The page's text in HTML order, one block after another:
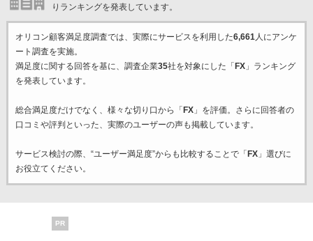
りランキングを発表しています。
オリコン顧客満足度調査では、実際にサービスを利用した6,661人にアンケ
ート調査を実施。
満足度に関する回答を基に、調査企業35社を対象にした「 FX」ランキング
を発表しています。
総合満足度だけでなく、様々な切り口から「 FX」を評価。さらに回答者の
口コミや評判といった、実際のユーザーの声も掲載しています。
サービス検討の際、“ユーザー満足度”からも比較することで「 FX」選びに
お役立てください。
PR